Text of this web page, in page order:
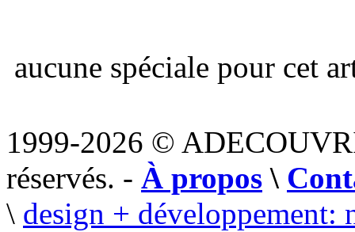
aucune spéciale pour cet
1999-2026 ©
réservés. - À propos \
\ design + développement: